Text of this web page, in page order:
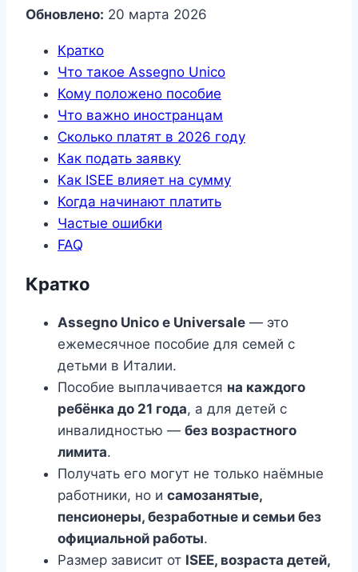
Обновлено: 20 марта 2026
Кратко
Что такое Assegno Unico
Кому положено пособие
Что важно иностранцам
Сколько платят в 2026 году
Как подать заявку
Как ISEE влияет на сумму
Когда начинают платить
Частые ошибки
FAQ
Кратко
Assegno Unico e Universale — это
ежемесячное пособие для семей с
детьми в Италии.
Пособие выплачивается на каждого
ребёнка до 21 года, а для детей с
инвалидностью — без возрастного
лимита.
Получать его могут не только наёмные
работники, но и самозанятые,
пенсионеры, безработные и семьи без
официальной работы.
Размер зависит от ISEE, возраста детей,